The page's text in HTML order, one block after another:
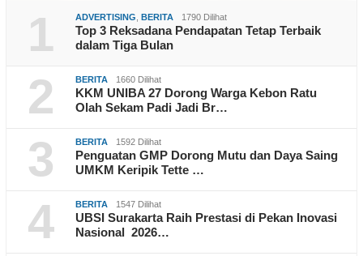
1 ADVERTISING BERITA 1790 Dilihat
Top 3 Reksadana Pendapatan Tetap Terbaik
dalam Tiga Bulan
2 BERITA 1660 Dilihat
KKM UNIBA 27 Dorong Warga Kebon Ratu
Olah Sekam Padi Jadi Br…
3 BERITA 1592 Dilihat
Penguatan GMP Dorong Mutu dan Daya Saing
UMKM Keripik Tette …
4 BERITA 1547 Dilihat
UBSI Surakarta Raih Prestasi di Pekan Inovasi
Nasional 2026…